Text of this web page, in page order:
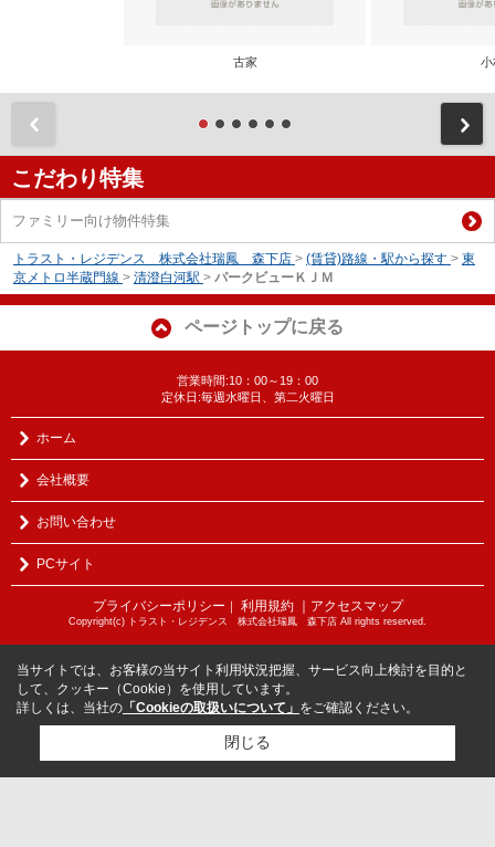
古家 小
こだわり特集
ファミリー向け物件特集
トラスト・レジデンス 株式会社瑞鳳 森下店 > (賃貸)路線・駅から探す > 東
京メトロ半蔵門線 > 清澄白河駅 > パークビューＫＪＭ
ページトップに戻る
営業時間:10：00～19：00
定休日:毎週水曜日、第二火曜日
ホーム
会社概要
お問い合わせ
PCサイト
プライバシーポリシー 利用規約 ｜アクセスマップ
Copyright(c) トラスト・レジデンス 株式会社瑞鳳 森下店 All rights reserved.
当サイトでは、お客様の当サイト利用状況把握、サービス向上検討を目的と
して、クッキー（Cookie）を使用しています。
詳しくは、当社の 「Cookieの取扱いについて」 をご確認ください。
閉じる